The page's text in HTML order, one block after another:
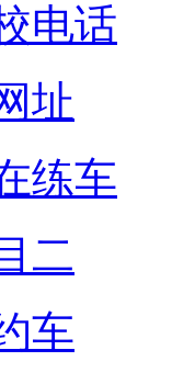
电话
址
练车
二
车